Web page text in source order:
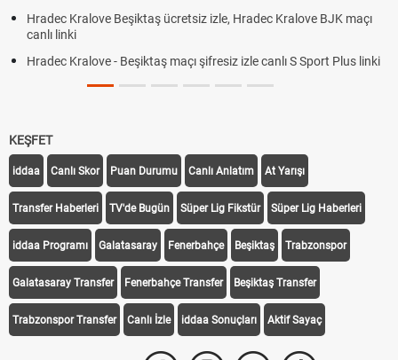
Hradec Kralove Beşiktaş ücretsiz izle, Hradec Kralove BJK maçı
canlı linki
Hradec Kralove - Beşiktaş maçı şifresiz izle canlı S Sport Plus linki
KEŞFET
iddaa Canlı Skor Puan Durumu Canlı Anlatım At Yarışı
Transfer Haberleri TV'de Bugün Süper Lig Fikstür Süper Lig Haberleri
iddaa Programı Galatasaray Fenerbahçe Beşiktaş Trabzonspor
Galatasaray Transfer Fenerbahçe Transfer Beşiktaş Transfer
Trabzonspor Transfer Canlı İzle iddaa Sonuçları Aktif Sayaç